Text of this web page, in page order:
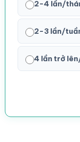
2-4 lần/
2-3 lần/
4 lần trở